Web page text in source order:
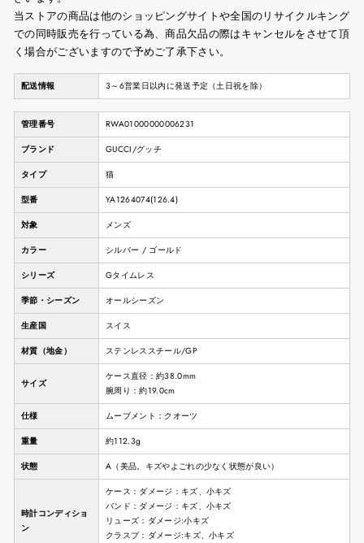
当ストアの商品は他のショッピングサイトや全国のリサイクルキング
での同時販売を行っている為、商品欠品の際はキャンセルをさせて頂
く場合がございますので予めご了承下さい。
配送情報 3～6営業日以内に発送予定（土日祝を除）
管理番号 RWA01000000006231
ブランド GUCCI/グッチ
タイプ 猫
型番 YA1264074(126.4)
対象 メンズ
カラー シルバー / ゴールド
シリーズ Gタイムレス
季節・シーズン オールシーズン
生産国 スイス
材質（地金） ステンレススチール/GP
サイズ
ケース直径：約38.0mm
腕周り：約19.0cm
仕様 ムーブメント：クオーツ
重量 約112.3g
状態 A（美品。キズやよごれの少なく状態が良い）
時計コンディショ
ン
ケース：ダメージ：キズ、小キズ
バンド：ダメージ：キズ、小キズ
リューズ：ダメージ:小キズ
クラスプ：ダメージ:キズ、小キズ